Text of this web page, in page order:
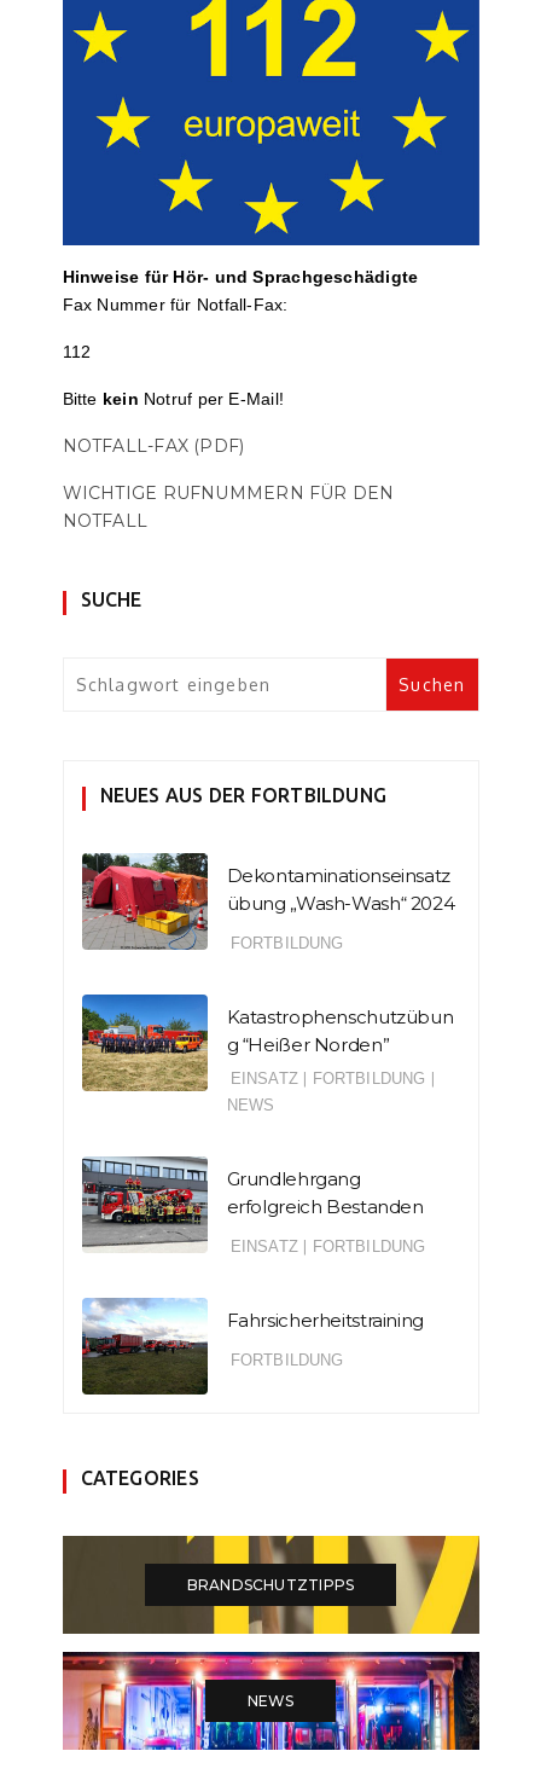
Hinweise für Hör- und Sprach­ge­schä­digte
Fax Nummer für Notfall-Fax:
112
Bitte kein Notruf per E-Mail!
NOTFALL-FAX (PDF)
WICHTIGE RUFNUMMERN FÜR DEN
NOTFALL
SUCHE
NEUES AUS DER FORTBILDUNG
Dekontaminationseinsatz
übung „Wash-Wash“ 2024
FORTBILDUNG
Katastrophenschutzübun
g “Heißer Norden”
EINSATZ FORTBILDUNG
NEWS
Grundlehrgang
erfolgreich Bestanden
EINSATZ FORTBILDUNG
Fahrsicherheitstraining
FORTBILDUNG
CATEGORIES
BRANDSCHUTZTIPPS
NEWS